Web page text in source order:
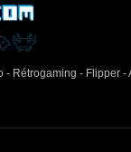
- Rétrogaming - Flipper -